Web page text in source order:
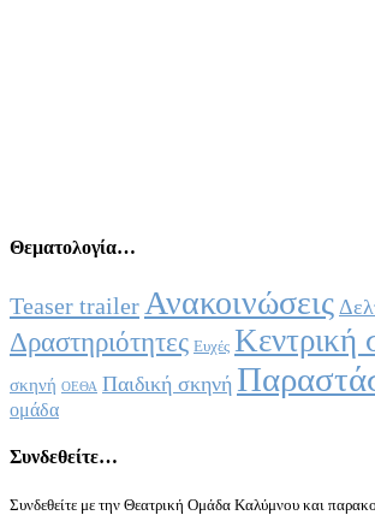
Θεματολογία…
Teaser trailer Ανακοινώσεις
Δραστηριότητες Ευχές Κεντρική
σκηνή ΟΕΘΑ Παιδική σκηνή
ομάδα
Συνδεθείτε…
Συνδεθείτε με την Θεατρική Ομάδα Καλύμνου και